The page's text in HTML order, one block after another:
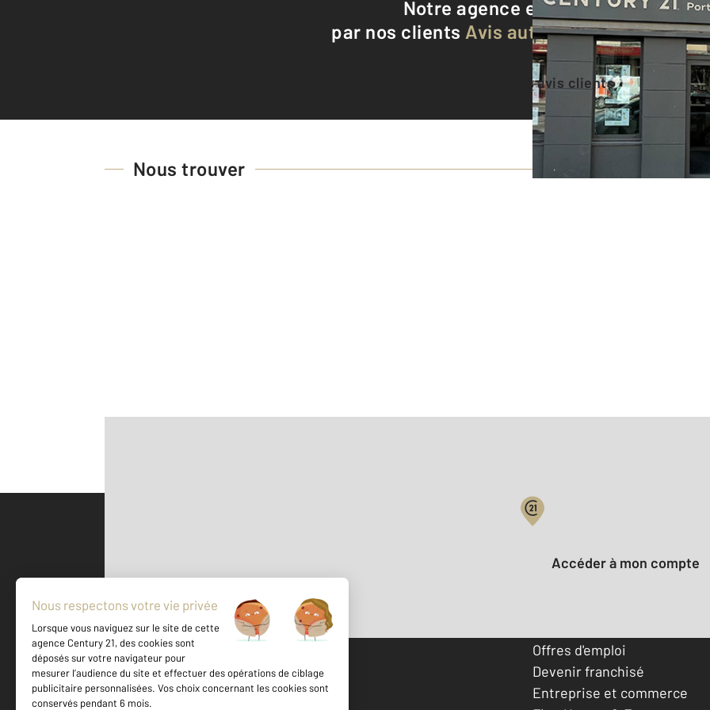
Notre agence est notée9,1/10
par nos clients Avis authentifiés par
Voir tous les avis clients
Nous trouver
500 m ©Mappy
Votre compte :
Accéder à mon compte
Votre agence est notée
Offres d'emploi
Devenir franchisé
Entreprise et commerce